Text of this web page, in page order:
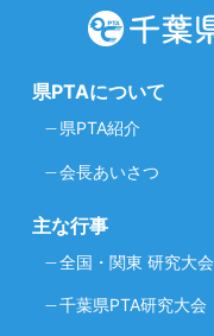
県PTAについて
県PTA紹介
会長あいさつ
主な行事
全国・関東 研究大会
千葉県PTA研究大会